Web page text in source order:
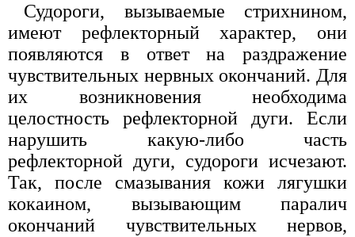
Судороги, вызываемые стрихнином,
имеют рефлекторный характер, они
появляются в ответ на раздражение
чувствительных нервных окончаний. Для
их возникновения необходима
целостность рефлекторной дуги. Если
нарушить какую-либо часть
рефлекторной дуги, судороги исчезают.
Так, после смазывания кожи лягушки
кокаином, вызывающим паралич
окончаний чувствительных нервов,